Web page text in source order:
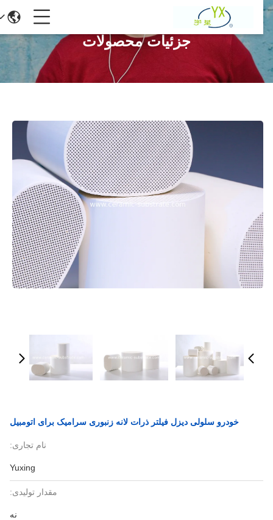
جزئیات محصولات
خودرو سلولی دیزل فیلتر ذرات لانه زنبوری سرامیک برای اتومبیل
نام تجاری:
Yuxing
مقدار تولیدی:
نه